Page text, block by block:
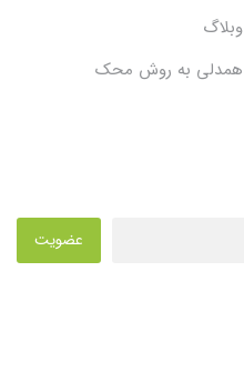
وبلاگ
همدلی به روش محک
عضویت